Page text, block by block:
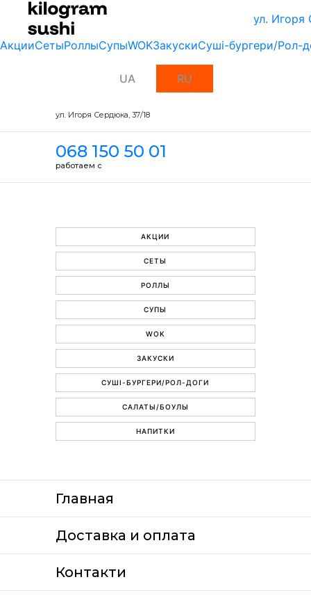
ул. Игоря
АкцииСетыРоллыСупыWOKЗакускиСуші-бургери/Рол-
UA RU
ул. Игоря Сердюка, 37/18
068 150 50 01
работаем с
АКЦИИ
СЕТЫ
РОЛЛЫ
СУПЫ
WOK
ЗАКУСКИ
СУШІ-БУРГЕРИ/РОЛ-ДОГИ
САЛАТЫ/БОУЛЫ
НАПИТКИ
Главная
Доставка и оплата
Контакти